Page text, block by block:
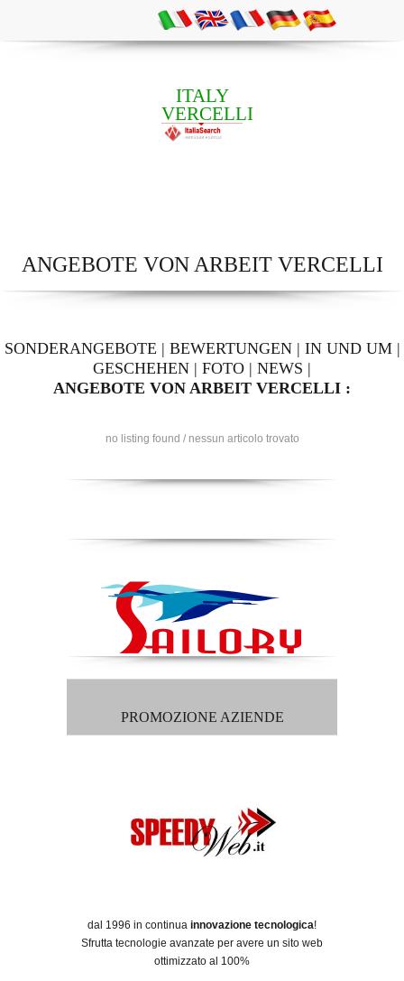
ITALY
VERCELLI
ANGEBOTE VON ARBEIT VERCELLI
SONDERANGEBOTE | BEWERTUNGEN| IN UND UM|
GESCHEHEN | FOTO | NEWS |
ANGEBOTE VON ARBEIT VERCELLI :
no listing found / nessun articolo trovato
PROMOZIONE AZIENDE
dal 1996 in continua innovazione tecnologica!
Sfrutta tecnologie avanzate per avere un sito web
ottimizzato al 100%